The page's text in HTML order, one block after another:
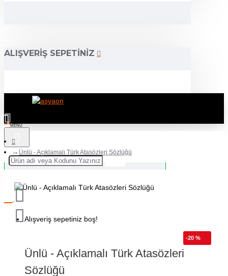
ALIŞVERIŞ SEPETINIZ
Alışveriş sepetiniz boş!
Ünlü - Açıklamalı Türk Atasözleri Sözlüğü
-20 %
Ünlü - Açıklamalı Türk Atasözleri
Sözlüğü